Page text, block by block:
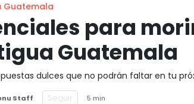
Guatemala
para
Guatemala
dulces que no podrán faltar en tu
Staff Seguir 5 min